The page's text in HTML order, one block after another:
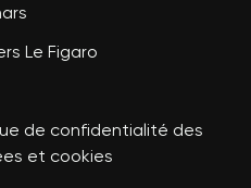
Le Figaro
de confidentialité des
et cookies